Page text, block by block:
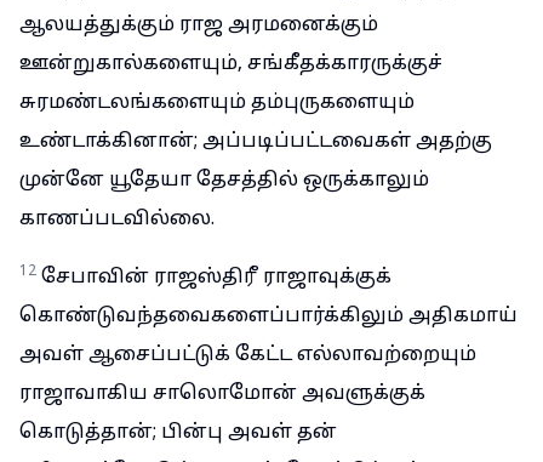
ஆலயத்துக்கும் ராஜ அரமனைக்கும்
ஊன்றுகால்களையும், சங்கீதக்காரருக்குச்
சுரமண்டலங்களையும் தம்புருகளையும்
உண்டாக்கினான்; அப்படிப்பட்டவைகள் அதற்கு
முன்னே யூதேயா தேசத்தில் ஒருக்காலும்
காணப்படவில்லை.
12 சேபாவின் ராஜஸ்திரீ ராஜாவுக்குக்
கொண்டுவந்தவைகளைப்பார்க்கிலும் அதிகமாய்
அவள் ஆசைப்பட்டுக் கேட்ட எல்லாவற்றையும்
ராஜாவாகிய சாலொமோன் அவளுக்குக்
கொடுத்தான்; பின்பு அவள் தன்